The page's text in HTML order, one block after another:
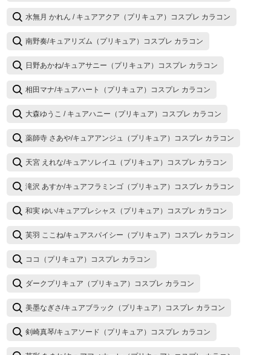
水無月 かれん / キュアアクア（プリキュア）コスプレ カラコン
南野奏/キュアリズム（プリキュア）コスプレ カラコン
日野あかね/キュアサニー（プリキュア）コスプレ カラコン
相田マナ/キュアハート（プリキュア）コスプレ カラコン
大森ゆうこ / キュアハニー（プリキュア）コスプレ カラコン
薬師寺 さあや/キュアアンジュ（プリキュア）コスプレ カラコン
天宮 えれな/キュアソレイユ（プリキュア）コスプレ カラコン
滝沢 あすか/キュアフラミンゴ（プリキュア）コスプレ カラコン
和実 ゆい/キュアプレシャス（プリキュア）コスプレ カラコン
芙羽 ここね/キュアスパイシー（プリキュア）コスプレ カラコン
ココ（プリキュア）コスプレ カラコン
ダークプリキュア（プリキュア）コスプレ カラコン
美墨なぎさ/キュアブラック（プリキュア）コスプレ カラコン
剣崎真琴/キュアソード（プリキュア）コスプレ カラコン